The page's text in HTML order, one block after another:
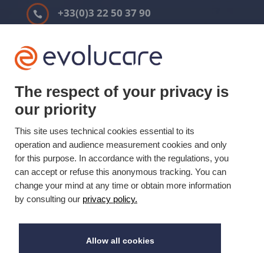
 +33(0)3 22 50 37 90
YOUTUBE
Mis à jour le 21/07/2025 © Evolucare 2026
The respect of your privacy is
our priority
This site uses technical cookies essential to its
operation and audience measurement cookies and only
for this purpose. In accordance with the regulations, you
can accept or refuse this anonymous tracking. You can
change your mind at any time or obtain more information
by consulting our privacy policy.
Allow all cookies